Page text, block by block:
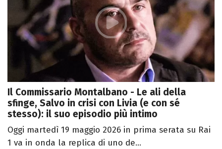
Il Commissario Montalbano - Le ali della
sfinge, Salvo in crisi con Livia (e con sé
stesso): il suo episodio più intimo
Oggi martedì 19 maggio 2026 in prima serata su Rai
1 va in onda la replica di uno de...